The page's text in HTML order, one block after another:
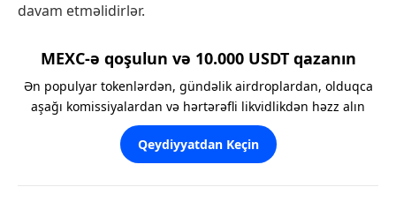
davam etməlidirlər.
MEXC-ə qoşulun və 10.000 USDT qazanın
Ən populyar tokenlərdən, gündəlik airdroplardan, olduqca
aşağı komissiyalardan və hərtərəfli likvidlikdən həzz alın
Qeydiyyatdan Keçin